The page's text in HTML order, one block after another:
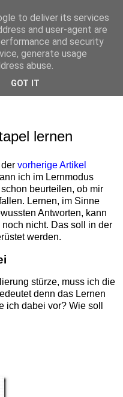
Tank
"Denkraum" -
lernen
vorherige Artikel
ich im Lernmodus
beurteilen, ob mir
Lernen, im Sinne
Antworten, kann
nicht. Das soll in der
werden.
stürze, muss ich die
denn das Lernen
ich dabei vor? Wie soll
to deliver its services
and user-agent are
and security
generate usage
abuse.
GOT IT